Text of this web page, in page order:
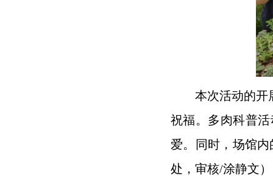
本次活动的开
祝福。多肉科普
爱。同时，场馆
处，审核/涂静文）